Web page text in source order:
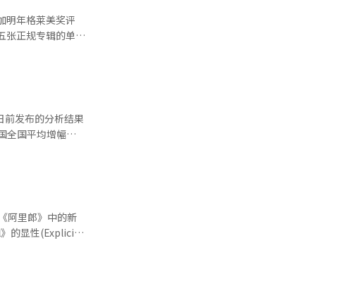
能够取得如此成
产业对非英语音
发众多歌迷支
29日，
增“最佳亚洲流
全国平均增幅
服务等方面的消
宿业销售额增长
消费者销售额